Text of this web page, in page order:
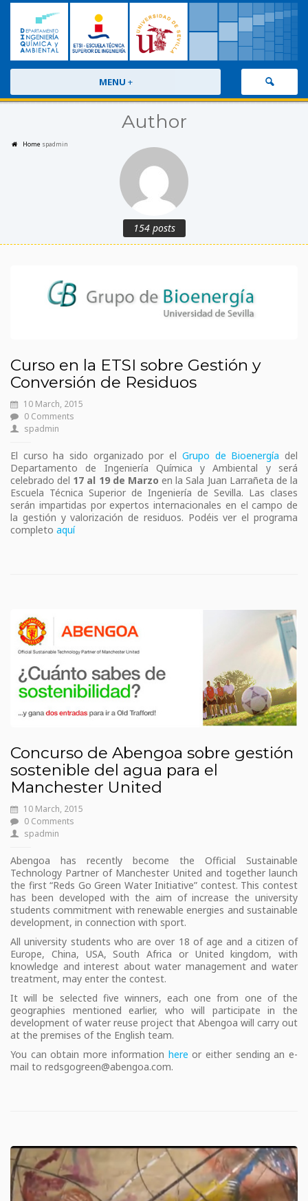
MENU +
Author
Home spadmin
154 posts
Curso en la ETSI sobre Gestión y
Conversión de Residuos
10 March, 2015
0 Comments
spadmin
El curso ha sido organizado por el Grupo de Bioenergía del
Departamento de Ingeniería Química y Ambiental y será
celebrado del 17 al 19 de Marzo en la Sala Juan Larrañeta de la
Escuela Técnica Superior de Ingeniería de Sevilla. Las clases
serán impartidas por expertos internacionales en el campo de
la gestión y valorización de residuos. Podéis ver el programa
completo aquí
Concurso de Abengoa sobre gestión
sostenible del agua para el
Manchester United
10 March, 2015
0 Comments
spadmin
Abengoa has recently become the Official Sustainable
Technology Partner of Manchester United and together launch
the first “Reds Go Green Water Initiative” contest. This contest
has been developed with the aim of increase the university
students commitment with renewable energies and sustainable
development, in connection with sport.
All university students who are over 18 of age and a citizen of
Europe, China, USA, South Africa or United kingdom, with
knowledge and interest about water management and water
treatment, may enter the contest.
It will be selected five winners, each one from one of the
geographies mentioned earlier, who will participate in the
development of water reuse project that Abengoa will carry out
at the premises of the English team.
You can obtain more information here or either sending an e-
mail to redsgogreen@abengoa.com.